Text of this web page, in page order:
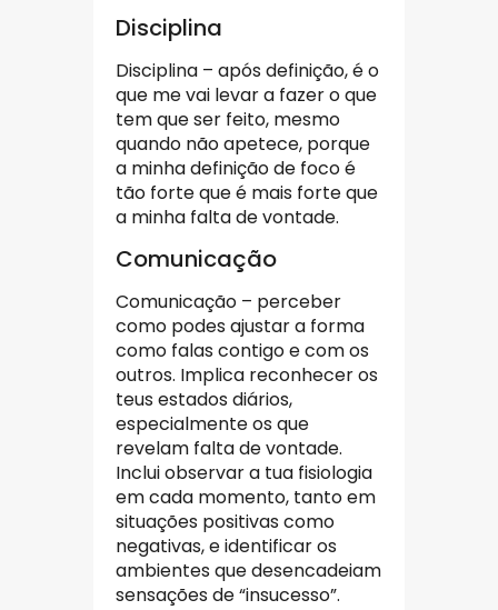
Disciplina
Disciplina – após definição, é o
que me vai levar a fazer o que
tem que ser feito, mesmo
quando não apetece, porque
a minha definição de foco é
tão forte que é mais forte que
a minha falta de vontade.
Comunicação
Comunicação – perceber
como podes ajustar a forma
como falas contigo e com os
outros. Implica reconhecer os
teus estados diários,
especialmente os que
revelam falta de vontade.
Inclui observar a tua fisiologia
em cada momento, tanto em
situações positivas como
negativas, e identificar os
ambientes que desencadeiam
sensações de “insucesso”.